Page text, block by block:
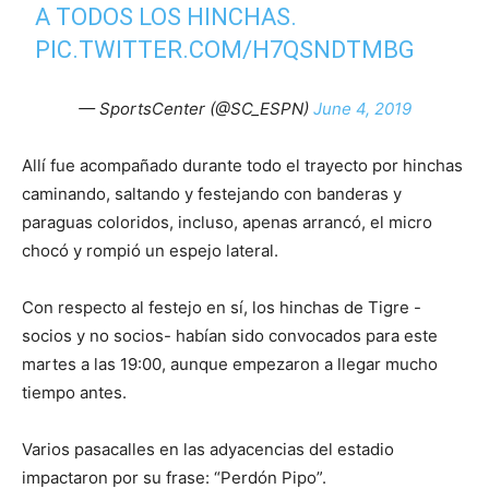
A TODOS LOS HINCHAS.
PIC.TWITTER.COM/H7QSNDTMBG
— SportsCenter (@SC_ESPN) June 4, 2019
Allí fue acompañado durante todo el trayecto por hinchas
caminando, saltando y festejando con banderas y
paraguas coloridos, incluso, apenas arrancó, el micro
chocó y rompió un espejo lateral.
Con respecto al festejo en sí, los hinchas de Tigre -
socios y no socios- habían sido convocados para este
martes a las 19:00, aunque empezaron a llegar mucho
tiempo antes.
Varios pasacalles en las adyacencias del estadio
impactaron por su frase: “Perdón Pipo”.